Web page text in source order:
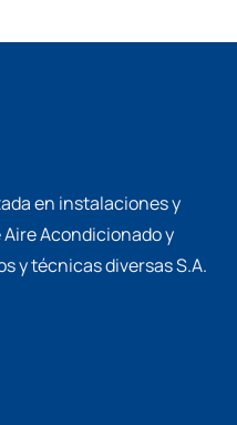
en instalaciones y
Acondicionado y
y técnicas diversas S.A.